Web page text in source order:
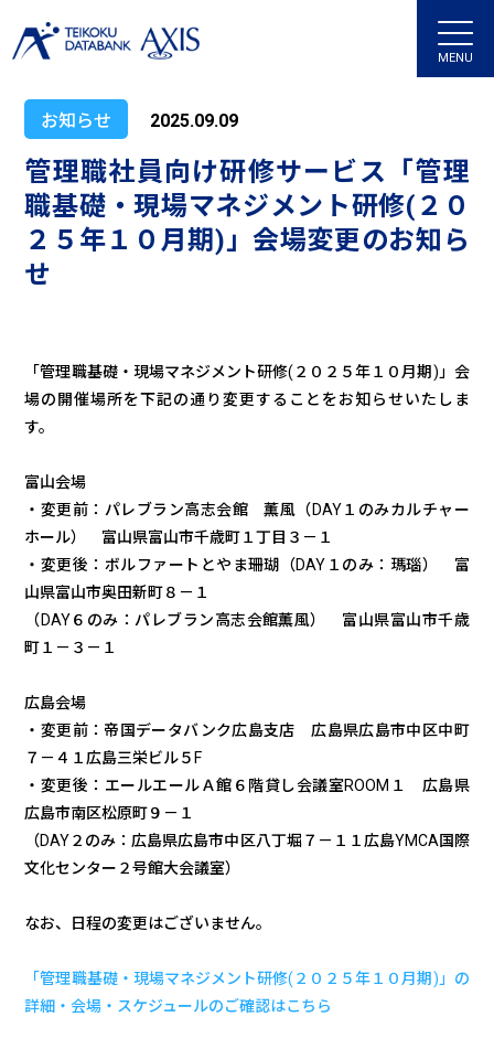
MENU
お知らせ 2025.09.09
管理職社員向け研修サービス「管理
職基礎・現場マネジメント研修(２０
２５年１０月期)」会場変更のお知ら
せ
「管理職基礎・現場マネジメント研修(２０２５年１０月期)」会
場の開催場所を下記の通り変更することをお知らせいたしま
す。
富山会場
・変更前：パレブラン高志会館 薫風（DAY１のみカルチャー
ホール） 富山県富山市千歳町１丁目３－１
・変更後：ボルファートとやま珊瑚（DAY１のみ：瑪瑙） 富
山県富山市奥田新町８－１
（DAY６のみ：パレブラン高志会館薫風） 富山県富山市千歳
町１－３－１
広島会場
・変更前：帝国データバンク広島支店 広島県広島市中区中町
７－４１広島三栄ビル５F
・変更後：エールエールＡ館６階貸し会議室ROOM１ 広島県
広島市南区松原町９－１
（DAY２のみ：広島県広島市中区八丁堀７－１１広島YMCA国際
文化センター２号館大会議室）
なお、日程の変更はございません。
「管理職基礎・現場マネジメント研修(２０２５年１０月期)」の
詳細・会場・スケジュールのご確認はこちら